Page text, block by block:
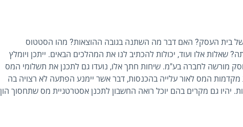
בית העסק? האם דבר מה השתנה בגובה ההוצאות? מהו הסטטוס
שאלות אלו ועוד, יכולות להכתיב לנו את המהלכים הבאים. ייתכן ויומלץ
מורשה לחברה בע"מ. שיחות חתך אלו, נועדו גם לתכנן את תשלומי המס
המס לאור עלייה בהכנסות, דבר אשר יימנע הפתעה לא רצויה בה
יהיו גם מקרים בהם יוכל רואה החשבון לתכנן אסטרטגיית מס שתחסוך הון